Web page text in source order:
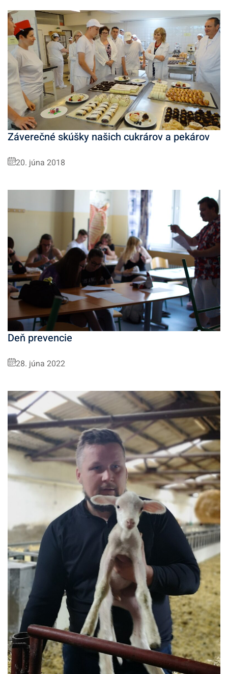
Záverečné skúšky našich cukrárov a pekárov
20. júna 2018
Deň prevencie
28. júna 2022